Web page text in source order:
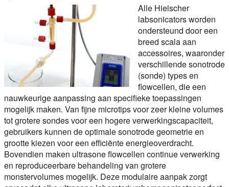
Alle Hielscher
labsonicators worden
ondersteund door een
breed scala aan
accessoires, waaronder
verschillende sonotrode
(sonde) types en
flowcellen, die een
nauwkeurige aanpassing aan specifieke toepassingen
mogelijk maken. Van fijne microtips voor zeer kleine volumes
tot grotere sondes voor een hogere verwerkingscapaciteit,
gebruikers kunnen de optimale sonotrode geometrie en
grootte kiezen voor een efficiënte energieoverdracht.
Bovendien maken ultrasone flowcellen continue verwerking
en reproduceerbare behandeling van grotere
monstervolumes mogelijk. Deze modulaire aanpak zorgt